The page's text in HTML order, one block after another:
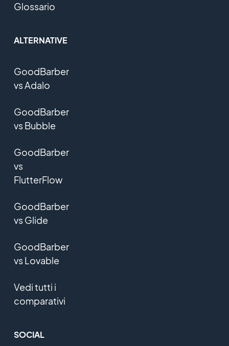
Glossario
ALTERNATIVE
GoodBarber
vs Adalo
GoodBarber
vs Bubble
GoodBarber
vs
FlutterFlow
GoodBarber
vs Glide
GoodBarber
vs Lovable
Vedi tutti i
comparativi
SOCIAL